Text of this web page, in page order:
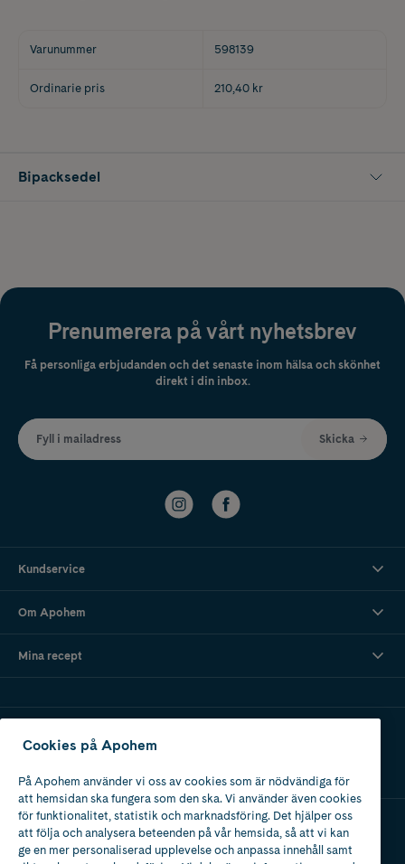
Varunummer 598139
Ordinarie pris 210,40 kr
Bipacksedel
Prenumerera på vårt nyhetsbrev
Få personliga erbjudanden och det senaste inom hälsa och skönhet
direkt i din inbox.
Fyll i mailadress Skicka
Kundservice
Om Apohem
Mina recept
Apotek med tillstånd
av Läkemedelsverket
Cookies på Apohem
På Apohem använder vi oss av cookies som är nödvändiga för
att hemsidan ska fungera som den ska. Vi använder även cookies
för funktionalitet, statistik och marknadsföring. Det hjälper oss
att följa och analysera beteenden på vår hemsida, så att vi kan
ge en mer personaliserad upplevelse och anpassa innehåll samt